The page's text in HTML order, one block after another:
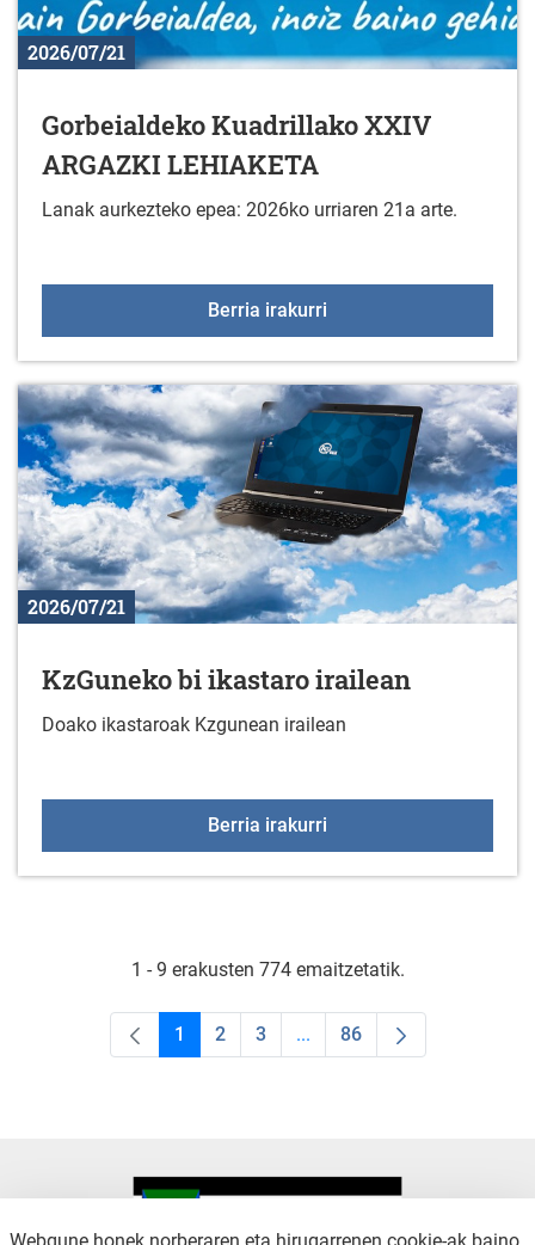
2026/07/21
Gorbeialdeko Kuadrillako XXIV
ARGAZKI LEHIAKETA
Lanak aurkezteko epea: 2026ko urriaren 21a arte.
Berria irakurri
2026/07/21
KzGuneko bi ikastaro irailean
Doako ikastaroak Kzgunean irailean
Berria irakurri
1 - 9 erakusten 774 emaitzetatik.
Orrialdea
1 Orrialdea
2 Orrialdea
3 ...Intermediate Pages Use
Orrialdea
86